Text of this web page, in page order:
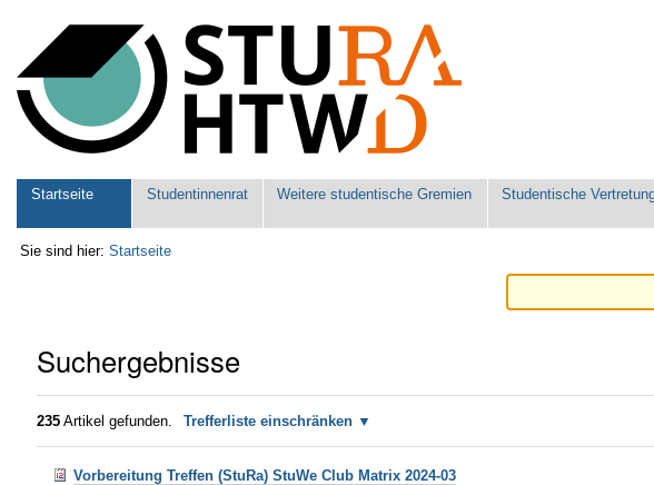
Werkzeuge
Sektionen
Startseite Studentinnenrat Weitere studentische Gremien Studentische
Sie sind hier: Startseite
Suchergebnisse
235 Artikel gefunden. Trefferliste einschränken
Vorbereitung Treffen (StuRa) StuWe Club Matrix 2024-03